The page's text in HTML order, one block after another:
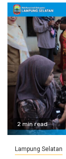
2 min read
Lampung Selatan